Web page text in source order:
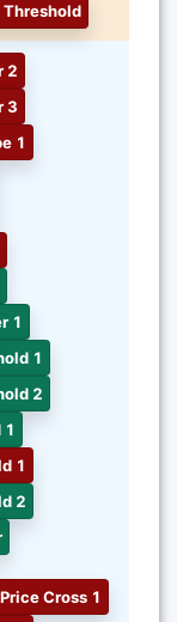
Threshold
2
3
1
1
1
2
1
1
2
Cross 1